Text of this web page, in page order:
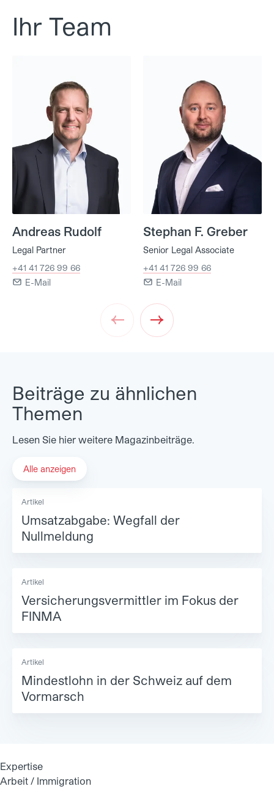
Ihr Team
Andreas Rudolf
Legal Partner
+41 41 726 99 66
E-Mail
Stephan F. Greber
Senior Legal Associate
+41 41 726 99 66
E-Mail
Next
Beiträge zu ähnlichen
Themen
Lesen Sie hier weitere Magazinbeiträge.
Alle anzeigen
Artikel
Umsatzabgabe: Wegfall der
Nullmeldung
Artikel
Versicherungsvermittler im Fokus der
FINMA
Artikel
Mindestlohn in der Schweiz auf dem
Vormarsch
Expertise
Arbeit / Immigration